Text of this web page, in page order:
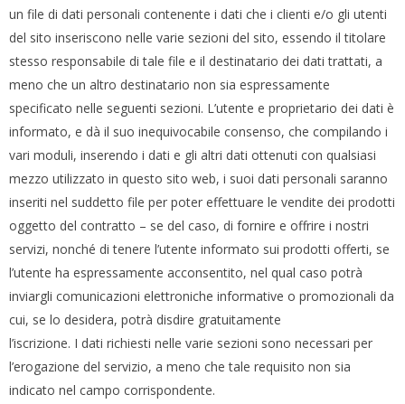
un file di dati personali contenente i dati che i clienti e/o gli utenti
del sito inseriscono nelle varie sezioni del sito, essendo il titolare
stesso responsabile di tale file e il destinatario dei dati trattati, a
meno che un altro destinatario non sia espressamente
specificato nelle seguenti sezioni. L’utente e proprietario dei dati è
informato, e dà il suo inequivocabile consenso, che compilando i
vari moduli, inserendo i dati e gli altri dati ottenuti con qualsiasi
mezzo utilizzato in questo sito web, i suoi dati personali saranno
inseriti nel suddetto file per poter effettuare le vendite dei prodotti
oggetto del contratto – se del caso, di fornire e offrire i nostri
servizi, nonché di tenere l’utente informato sui prodotti offerti, se
l’utente ha espressamente acconsentito, nel qual caso potrà
inviargli comunicazioni elettroniche informative o promozionali da
cui, se lo desidera, potrà disdire gratuitamente
l’iscrizione. I dati richiesti nelle varie sezioni sono necessari per
l’erogazione del servizio, a meno che tale requisito non sia
indicato nel campo corrispondente.